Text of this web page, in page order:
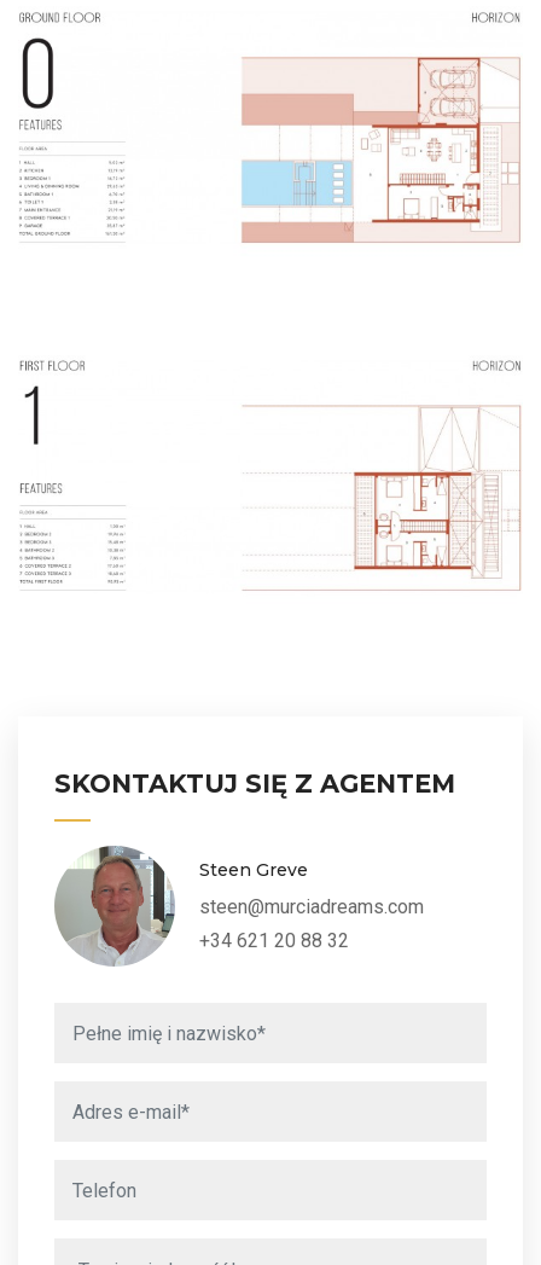
SKONTAKTUJ SIĘ Z AGENTEM
Steen Greve
steen@murciadreams.com
+34 621 20 88 32